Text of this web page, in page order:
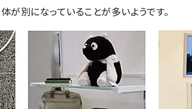
が別になっていることが多いようです。